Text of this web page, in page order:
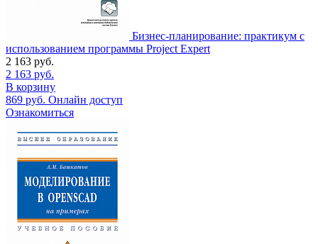
Бизнес-планирование: практикум с
использованием программы Project Expert
2 163 руб.
2 163 руб.
В корзину
869 руб. Онлайн доступ
Ознакомиться